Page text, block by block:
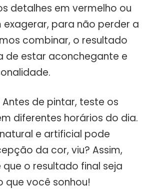
detalhes em vermelho ou
exagerar, para não perder a
combinar, o resultado
de estar aconchegante e
Antes de pintar, teste os
diferentes horários do dia.
e artificial pode
da cor, viu? Assim,
o resultado final seja
que você sonhou!